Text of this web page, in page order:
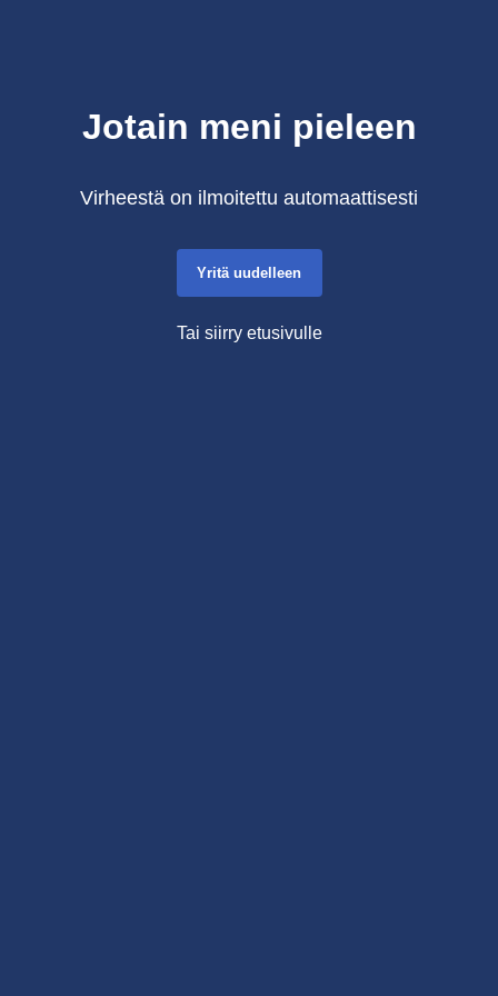
Jotain meni pieleen
Virheestä on ilmoitettu automaattisesti
Yritä uudelleen
Tai siirry etusivulle